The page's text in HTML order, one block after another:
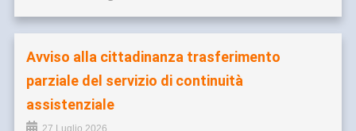
Avviso alla cittadinanza trasferimento
parziale del servizio di continuità
assistenziale
27 Luglio 2026